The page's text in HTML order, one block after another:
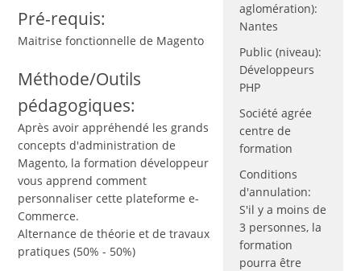
aglomération):
Nantes
Public (niveau):
Développeurs
PHP
Société agrée
centre de
formation
Conditions
d'annulation:
S'il y a moins de
3 personnes, la
formation
pourra être
Pré-requis:
Maitrise fonctionnelle de Magento
Méthode/Outils
pédagogiques:
Après avoir appréhendé les grands
concepts d'administration de
Magento, la formation développeur
vous apprend comment
personnaliser cette plateforme e-
Commerce.
Alternance de théorie et de travaux
pratiques (50% - 50%)